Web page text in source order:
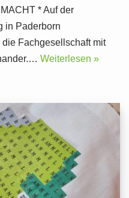
* Auf der
in Paderborn
Fachgesellschaft mit
Weiterlesen »